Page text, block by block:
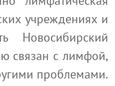
учреждениях и
Новосибирский
связан с лимфой,
проблемами.